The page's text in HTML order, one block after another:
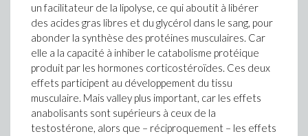
un facilitateur de la lipolyse, ce qui aboutit à libérer
des acides gras libres et du glycérol dans le sang, pour
abonder la synthèse des protéines musculaires. Car
elle a la capacité à inhiber le catabolisme protéique
produit par les hormones corticostéroïdes. Ces deux
effets participent au développement du tissu
musculaire. Mais valley plus important, car les effets
anabolisants sont supérieurs à ceux de la
testostérone, alors que – réciproquement – les effets